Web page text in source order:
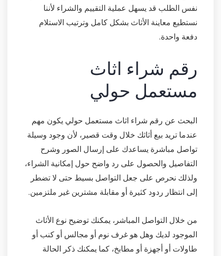
نفس الطلب قد يسهل عملية التقييم والشراء لأننا
نستطيع معاينة الأثاث بشكل كامل وترتيب الاستلام
دفعة واحدة.
رقم شراء اثاث
مستعمل حولي
البحث عن رقم شراء اثاث مستعمل حولي يكون مهم
عندما تريد بيع أثاثك خلال وقت قصير، لأن وجود وسيلة
تواصل مباشرة يساعدك على إرسال الصور وشرح
التفاصيل والحصول على رد واضح حول إمكانية الشراء،
ولذلك نحرص على جعل التواصل بسيط حتى لا تضطر
إلى انتظار ردود كثيرة أو مقابلة مشترين غير ملتزمين.
من خلال التواصل المباشر، يمكنك توضيح نوع الأثاث
الموجود لديك وهل هو غرف نوم أو مجالس أو كنب أو
طاولات أو أجهزة أو مطابخ، كما يمكنك ذكر الحالة